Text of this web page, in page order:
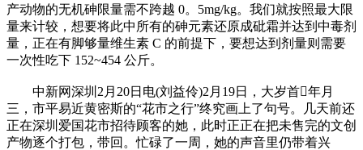
产动物的无机砷限量需不跨越 0。5mg/kg。我们就按照最大限
量来计较，想要将此中所有的砷元素还原成砒霜并达到中毒剂
量，正在有脚够量维生素 C 的前提下，要想达到剂量则需要
一次性吃下 152~454 公斤。
中新网深圳2月20日电(刘益伶)2月19日，大岁首年月
三，市平易近黄密斯的“花市之行”终究画上了句号。几天前还
正在深圳爱国花市招待顾客的她，此时正正在把未售完的文创
产物逐个打包，带回。忙碌了一周，她的声音里仍带着兴